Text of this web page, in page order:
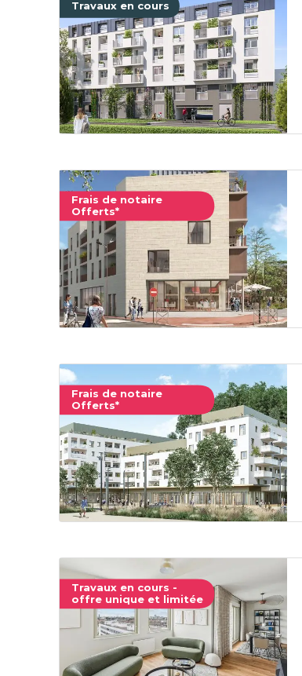
Travaux en cours
Frais de notaire
Offerts*
Frais de notaire
Offerts*
Travaux en cours -
offre unique et limitée